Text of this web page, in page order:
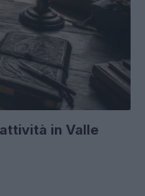
in Valle